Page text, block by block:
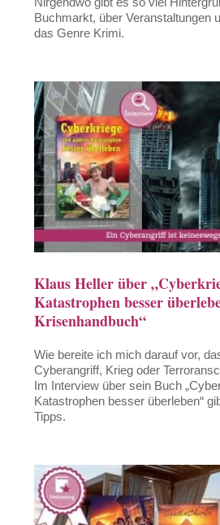
Buchmarkt, über Veranstaltungen
das Genre Krimi.
Klaus Heller über
Katastrophen besser
Krisenhandbuch“
Wie bereite ich mich darauf vor,
Cyberangriff, Krieg oder
Im Interview über sein Buch
Katastrophen besser überleben“
Tipps.